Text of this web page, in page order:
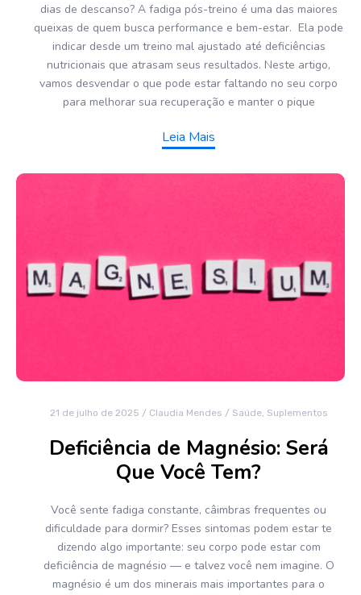
dias de descanso? A fadiga pós-treino é uma das maiores
queixas de quem busca performance e bem-estar. Ela pode
indicar desde um treino mal ajustado até deficiências
nutricionais que atrasam seus resultados. Neste artigo,
vamos desvendar o que pode estar faltando no seu corpo
para melhorar sua recuperação e manter o pique
Leia Mais
21 de julho de 2025 / Claudia Mendes / Saúde, Suplementos
Deficiência de Magnésio: Será
Que Você Tem?
Você sente fadiga constante, câimbras frequentes ou
dificuldade para dormir? Esses sintomas podem estar te
dizendo algo importante: seu corpo pode estar com
deficiência de magnésio — e talvez você nem imagine. O
magnésio é um dos minerais mais importantes para o